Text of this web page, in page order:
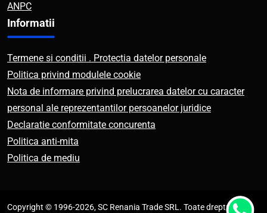
ANPC
Informatii
Termene si conditii . Protectia datelor personale
Politica privind modulele cookie
Nota de informare privind prelucrarea datelor cu caracter
personal ale reprezentantilor persoanelor juridice
Declaratie conformitate concurenta
Politica anti-mita
Politica de mediu
Copyright © 1996-2026, SC Renania Trade SRL. Toate drepturile